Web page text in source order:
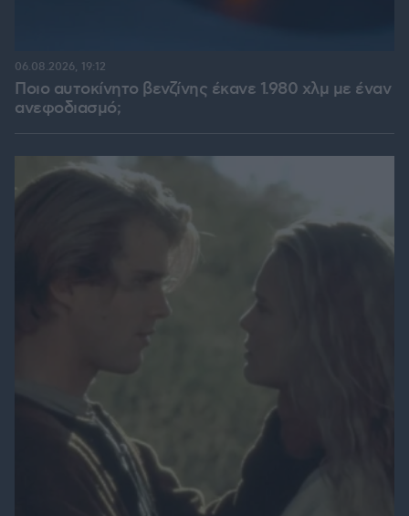
Ποιο αυτοκίνητο βενζίνης έκανε 1.980 χλμ με έναν
ανεφοδιασμό;
06.08.2026, 19:12